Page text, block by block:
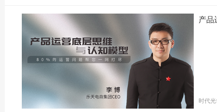
产品
时代